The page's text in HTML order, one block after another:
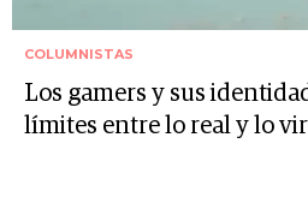
COLUMNISTAS
Los gamers y sus
límites entre lo real y lo